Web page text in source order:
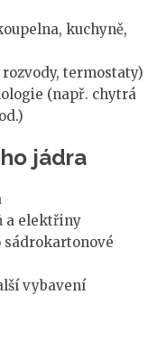
kuchyně,
termostaty)
(např. chytrá
jádra
a elektřiny
sádrokartonové
vybavení